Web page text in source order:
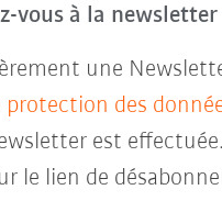
vous à la newsletter
une
protection des
est
le lien de